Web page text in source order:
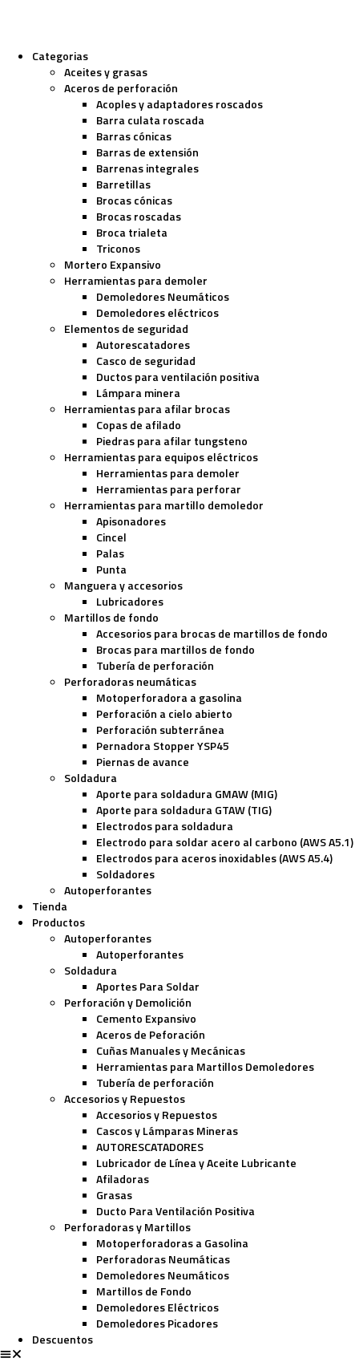
Categorias
Aceites y grasas
Aceros de perforación
Acoples y adaptadores roscados
Barra culata roscada
Barras cónicas
Barras de extensión
Barrenas integrales
Barretillas
Brocas cónicas
Brocas roscadas
Broca trialeta
Triconos
Mortero Expansivo
Herramientas para demoler
Demoledores Neumáticos
Demoledores eléctricos
Elementos de seguridad
Autorescatadores
Casco de seguridad
Ductos para ventilación positiva
Lámpara minera
Herramientas para afilar brocas
Copas de afilado
Piedras para afilar tungsteno
Herramientas para equipos eléctricos
Herramientas para demoler
Herramientas para perforar
Herramientas para martillo demoledor
Apisonadores
Cincel
Palas
Punta
Manguera y accesorios
Lubricadores
Martillos de fondo
Accesorios para brocas de martillos de fondo
Brocas para martillos de fondo
Tubería de perforación
Perforadoras neumáticas
Motoperforadora a gasolina
Perforación a cielo abierto
Perforación subterránea
Pernadora Stopper YSP45
Piernas de avance
Soldadura
Aporte para soldadura GMAW (MIG)
Aporte para soldadura GTAW (TIG)
Electrodos para soldadura
Electrodo para soldar acero al carbono (AWS A5.1)
Electrodos para aceros inoxidables (AWS A5.4)
Soldadores
Autoperforantes
Tienda
Productos
Autoperforantes
Autoperforantes
Soldadura
Aportes Para Soldar
Perforación y Demolición
Cemento Expansivo
Aceros de Peforación
Cuñas Manuales y Mecánicas
Herramientas para Martillos Demoledores
Tubería de perforación
Accesorios y Repuestos
Accesorios y Repuestos
Cascos y Lámparas Mineras
AUTORESCATADORES
Lubricador de Línea y Aceite Lubricante
Afiladoras
Grasas
Ducto Para Ventilación Positiva
Perforadoras y Martillos
Motoperforadoras a Gasolina
Perforadoras Neumáticas
Demoledores Neumáticos
Martillos de Fondo
Demoledores Eléctricos
Demoledores Picadores
Descuentos